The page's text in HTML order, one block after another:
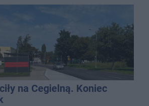
na Cegielną. Koniec